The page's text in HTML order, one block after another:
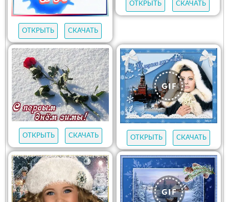
ОТКРЫТЬ СКАЧАТЬ
ОТКРЫТЬ СКАЧАТЬ
ОТКРЫТЬ СКАЧАТЬ ОТКРЫТЬ СКАЧАТЬ